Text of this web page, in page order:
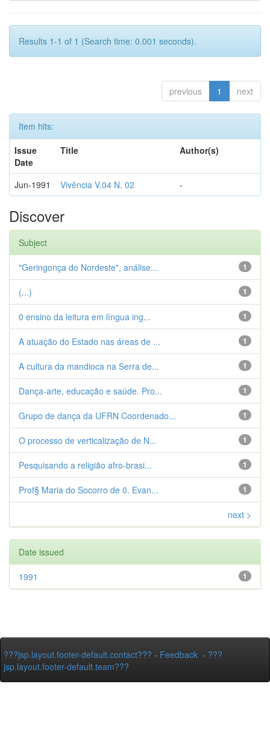
Results 1-1 of 1 (Search time: 0.001 seconds).
previous 1 next
Item hits:
Issue
Date
Title Author(s)
Jun-1991 Vivência V.04 N. 02 -
Discover
Subject
1
"Geringonça do Nordeste", análise...
1
(...)
1
0 ensino da leitura em língua ing...
1
A atuação do Estado nas áreas de ...
1
A cultura da mandioca na Serra de...
1
Dança-arte, educação e saúde. Pro...
1
Grupo de dança da UFRN Coordenado...
1
O processo de verticalização de N...
1
Pesquisando a religião afro-brasi...
1
Prof§ Maria do Socorro de 0. Evan...
next >
Date issued
1
1991
???jsp.layout.footer-default.contact??? - Feedback - ???
jsp.layout.footer-default.team???